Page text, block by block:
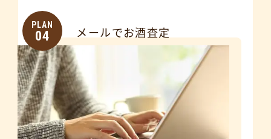
PLAN
04 メールでお酒査定